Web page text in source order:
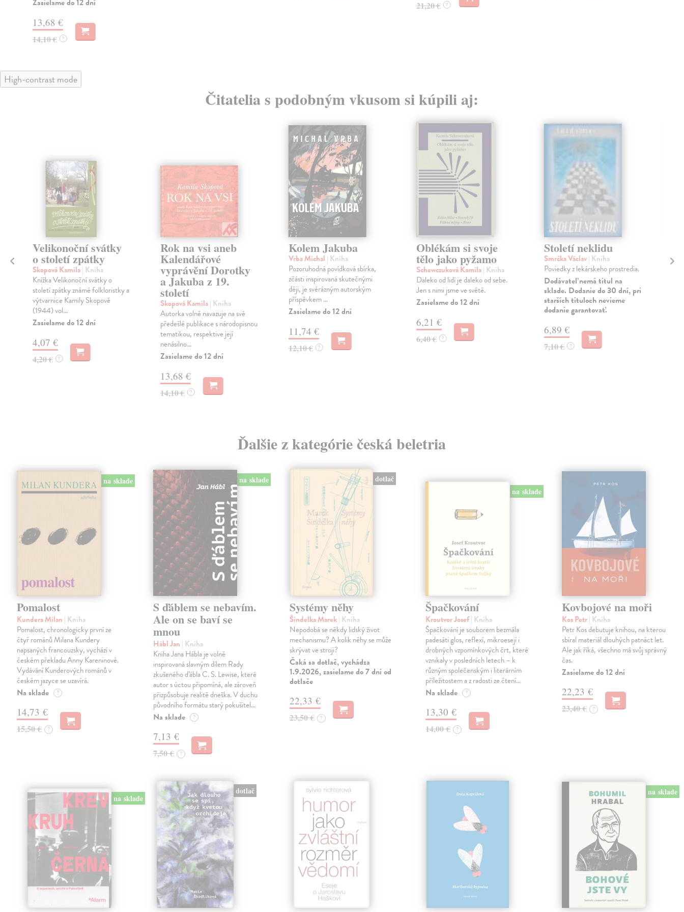
13,68 €
14,10 € ?
21,20 € ?
High-contrast mode
Čitatelia s podobným vkusom si kúpili aj:
Velikonoční svátky
o století zpátky
Skopová Kamila| Kniha
Knížka Velikonoční svátky o
století zpátky známé folkloristky a
výtvarnice Kamily Skopové
(1944) vol...
Zasielame do 12 dní
4,07 €
4,20 € ?
Rok na vsi aneb
Kalendářové
vyprávění Dorotky
a Jakuba z 19.
století
Skopová Kamila| Kniha
Autorka volně navazuje na své
předešlé publikace s národopisnou
tematikou, respektive její
nenásilno...
Zasielame do 12 dní
13,68 €
14,10 € ?
Kolem Jakuba
Vrba Michal | Kniha
Pozoruhodná povídková sbírka,
zčásti inspirovaná skutečnými
ději, je svérázným autorským
příspěvkem ...
Zasielame do 12 dní
11,74 €
12,10 € ?
Oblékám si svoje
tělo jako pyžamo
Schewczuková Kamila| Kniha
Daleko od lidí je daleko od sebe.
Jen s nimi jsme ve světě.
Zasielame do 12 dní
6,21 €
6,40 € ?
Století neklidu
Smrčka Václav| Kniha
Poviedky z lekárskeho prostredia.
Dodávateľ nemá titul na
sklade. Dodanie do 30 dní, pri
starších tituloch nevieme
dodanie garantovať.
6,89 €
7,10 € ?
Ďalšie z kategórie česká beletria
na sklade
Pomalost
Kundera Milan | Kniha
Pomalost, chronologicky první ze
čtyř románů Milana Kundery
napsaných francouzsky, vychází v
českém překladu Anny Kareninové.
Vydávání Kunderových románů v
českém jazyce se uzavírá.
Na sklade ?
14,73 €
15,50 € ?
na sklade
S ďáblem se nebavím.
Ale on se baví se
mnou
Hábl Jan | Kniha
Kniha Jana Hábla je volně
inspirovaná slavným dílem Rady
zkušeného ďábla C. S. Lewise, které
autor s úctou připomíná, ale zároveň
přizpůsobuje realitě dneška. V duchu
původního formátu starý pokušitel…
Na sklade ?
7,13 €
7,50 € ?
dotlač
Systémy něhy
Šindelka Marek| Kniha
Nepodobá se někdy lidský život
mechanismu? A kolik něhy se může
skrývat ve stroji?
Čaká sa dotlač, vychádza
1.9.2026, zasielame do 7 dní od
dotlače
22,33 €
23,50 € ?
na sklade
Špačkování
Kroutvor Josef| Kniha
Špačkování je souborem bezmála
padesáti glos, reflexí, mikroesejí i
drobných vzpomínkových črt, které
vznikaly v posledních letech – k
různým společenským i literárním
příležitostem a z radosti ze čtení…
Na sklade ?
13,30 €
14,00 € ?
Kovbojové na moři
Kos Petr| Kniha
Petr Kos debutuje knihou, na kterou
sbíral materiál dlouhých patnáct let.
Ale jak říká, všechno má svůj správný
čas.
Zasielame do 12 dní
22,23 €
23,40 € ?
na sklade
dotlač na sklade